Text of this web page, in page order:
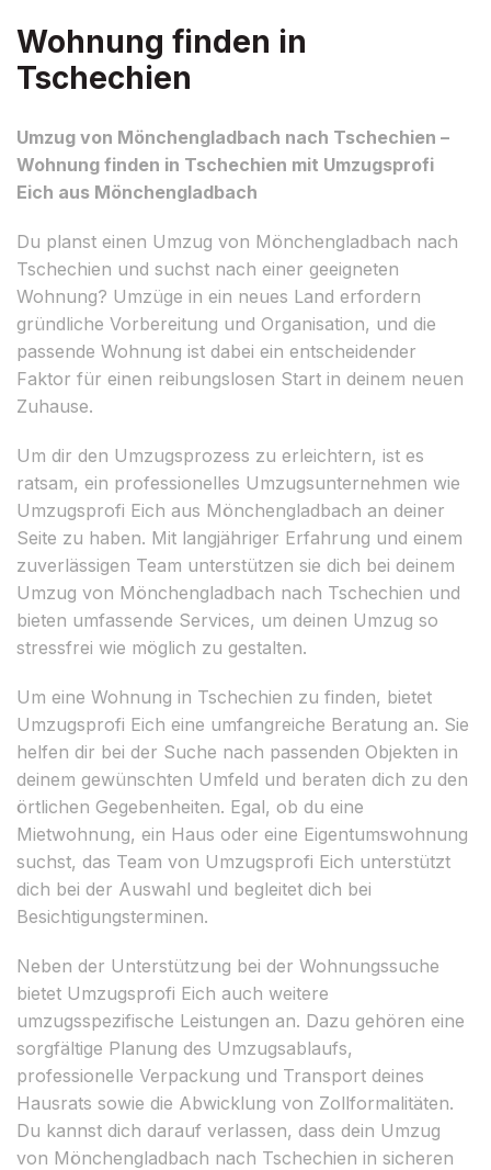
Wohnung finden in
Tschechien
Umzug von Mönchengladbach nach Tschechien –
Wohnung finden in Tschechien mit Umzugsprofi
Eich aus Mönchengladbach
Du planst einen Umzug von Mönchengladbach nach
Tschechien und suchst nach einer geeigneten
Wohnung? Umzüge in ein neues Land erfordern
gründliche Vorbereitung und Organisation, und die
passende Wohnung ist dabei ein entscheidender
Faktor für einen reibungslosen Start in deinem neuen
Zuhause.
Um dir den Umzugsprozess zu erleichtern, ist es
ratsam, ein professionelles Umzugsunternehmen wie
Umzugsprofi Eich aus Mönchengladbach an deiner
Seite zu haben. Mit langjähriger Erfahrung und einem
zuverlässigen Team unterstützen sie dich bei deinem
Umzug von Mönchengladbach nach Tschechien und
bieten umfassende Services, um deinen Umzug so
stressfrei wie möglich zu gestalten.
Um eine Wohnung in Tschechien zu finden, bietet
Umzugsprofi Eich eine umfangreiche Beratung an. Sie
helfen dir bei der Suche nach passenden Objekten in
deinem gewünschten Umfeld und beraten dich zu den
örtlichen Gegebenheiten. Egal, ob du eine
Mietwohnung, ein Haus oder eine Eigentumswohnung
suchst, das Team von Umzugsprofi Eich unterstützt
dich bei der Auswahl und begleitet dich bei
Besichtigungsterminen.
Neben der Unterstützung bei der Wohnungssuche
bietet Umzugsprofi Eich auch weitere
umzugsspezifische Leistungen an. Dazu gehören eine
sorgfältige Planung des Umzugsablaufs,
professionelle Verpackung und Transport deines
Hausrats sowie die Abwicklung von Zollformalitäten.
Du kannst dich darauf verlassen, dass dein Umzug
von Mönchengladbach nach Tschechien in sicheren